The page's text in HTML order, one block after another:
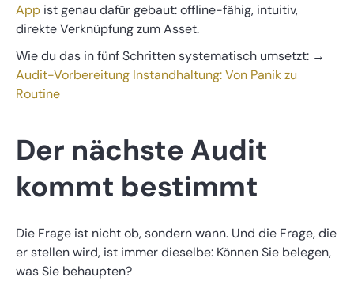
App ist genau dafür gebaut: offline-fähig, intuitiv,
direkte Verknüpfung zum Asset.
Wie du das in fünf Schritten systematisch umsetzt: →
Audit-Vorbereitung Instandhaltung: Von Panik zu
Routine
Der nächste Audit
kommt bestimmt
Die Frage ist nicht ob, sondern wann. Und die Frage, die
er stellen wird, ist immer dieselbe: Können Sie belegen,
was Sie behaupten?